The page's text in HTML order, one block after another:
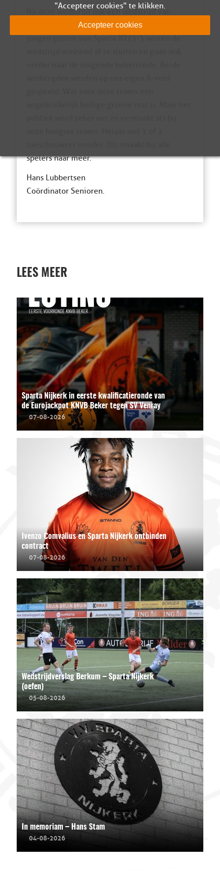
Na deze wedstrijd ook een wedstrijd van
Sparta JO23-3 tegen SDC Putten 10. Ook de
jongen gasten van Sparta JO23-3 wisten de
spelers naar meer.
Hans Lubbertsen
Coördinator Senioren.
LEES MEER
Sparta Nijkerk in eerste kwalificatieronde van
de Eurojackpot KNVB Beker tegen SV Venray
07-08-2026
Ivenzo Comvalius en Sparta Nijkerk ontbinden
contract
07-08-2026
Wedstrijdverslag Berkum – Sparta Nijkerk
(oefen)
05-08-2026
In memoriam – Hans Stam
04-08-2026
"Accepteer cookies" te klikken.
Accepteer cookies